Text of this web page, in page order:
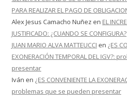
PARA REALIZAR EL PAGO DE
Alex Jesus Camacho Nuñez en EL
JUSTIFICADO: ¿CUANDO SE CONFIGURA?
JUAN MARIO ALVA MATTEUCCI en ¿ES
EXONERACIÓN TEMPORAL DEL IGV?:
presentar
Iván en ¿ES CONVENIENTE LA
problemas que se pueden presentar